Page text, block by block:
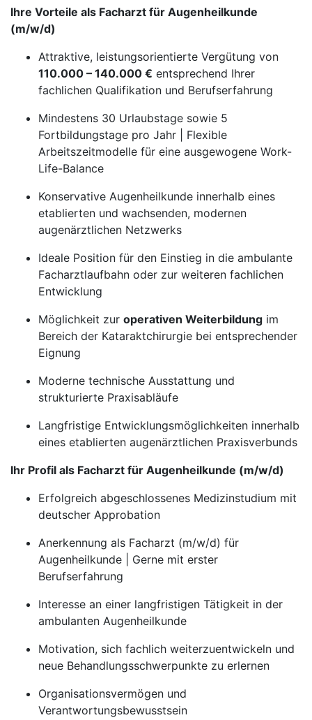
Ihre Vorteile als Facharzt für Augenheilkunde
(m/w/d)
Attraktive, leistungsorientierte Vergütung von
110.000 – 140.000 € entsprechend Ihrer
fachlichen Qualifikation und Berufserfahrung
Mindestens 30 Urlaubstage sowie 5
Fortbildungstage pro Jahr | Flexible
Arbeitszeitmodelle für eine ausgewogene Work-
Life-Balance
Konservative Augenheilkunde innerhalb eines
etablierten und wachsenden, modernen
augenärztlichen Netzwerks
Ideale Position für den Einstieg in die ambulante
Facharztlaufbahn oder zur weiteren fachlichen
Entwicklung
Möglichkeit zur operativen Weiterbildung im
Bereich der Kataraktchirurgie bei entsprechender
Eignung
Moderne technische Ausstattung und
strukturierte Praxisabläufe
Langfristige Entwicklungsmöglichkeiten innerhalb
eines etablierten augenärztlichen Praxisverbunds
Ihr Profil als Facharzt für Augenheilkunde (m/w/d)
Erfolgreich abgeschlossenes Medizinstudium mit
deutscher Approbation
Anerkennung als Facharzt (m/w/d) für
Augenheilkunde | Gerne mit erster
Berufserfahrung
Interesse an einer langfristigen Tätigkeit in der
ambulanten Augenheilkunde
Motivation, sich fachlich weiterzuentwickeln und
neue Behandlungsschwerpunkte zu erlernen
Organisationsvermögen und
Verantwortungsbewusstsein